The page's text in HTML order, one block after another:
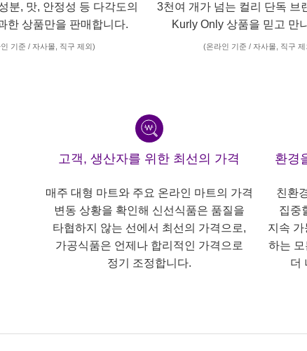
분, 맛, 안정성 등 다각도의
한 상품만을 판매합니다.
기준 / 자사몰, 직구 제외)
3천여 개가 넘는 컬리 단독 브
Kurly Only 상품을 믿고 만
(온라인 기준 / 자사몰, 직구 제
고객, 생산자를 위한 최선의 가격
매주 대형 마트와 주요 온라인 마트의 가격
변동 상황을 확인해 신선식품은 품질을
타협하지 않는 선에서 최선의 가격으로,
가공식품은 언제나 합리적인 가격으로
정기 조정합니다.
환경
친환
집중
지속 가
하는 모
더